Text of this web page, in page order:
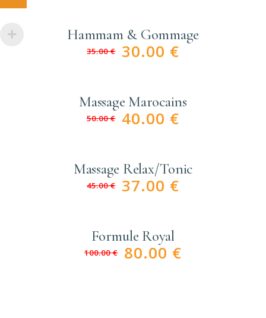
Hammam & Gommage
35.00€ 30.00 €
Massage Marocains
50.00€ 40.00 €
Massage Relax/Tonic
45.00€ 37.00 €
Formule Royal
100.00€ 80.00 €